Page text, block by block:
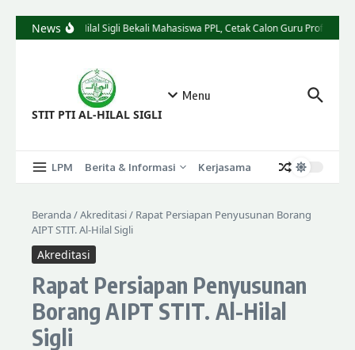
News
STIT Al-Hilal Sigli Bekali Mahasiswa PPL, Cetak Calon Guru
STIT PTI AL-HILAL SIGLI
Menu
LPM Berita & Informasi Kerjasama
Beranda/Akreditasi/ Rapat Persiapan Penyusunan Borang
AIPT STIT. Al-Hilal Sigli
Akreditasi
Rapat Persiapan Penyusunan
Borang AIPT STIT. Al-Hilal
Sigli